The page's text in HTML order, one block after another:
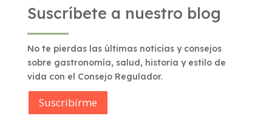
Suscríbete a nuestro blog
No te pierdas las últimas noticias y consejos
sobre gastronomía, salud, historia y estilo de
vida con el Consejo Regulador.
Suscribírme